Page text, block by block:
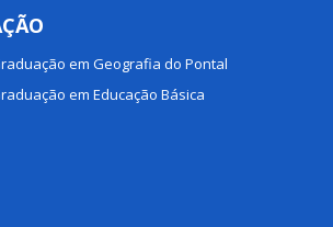
em Geografia do Pontal
em Educação Básica